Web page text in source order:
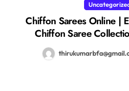
Chiffon Sarees Online |
Chiffon Saree